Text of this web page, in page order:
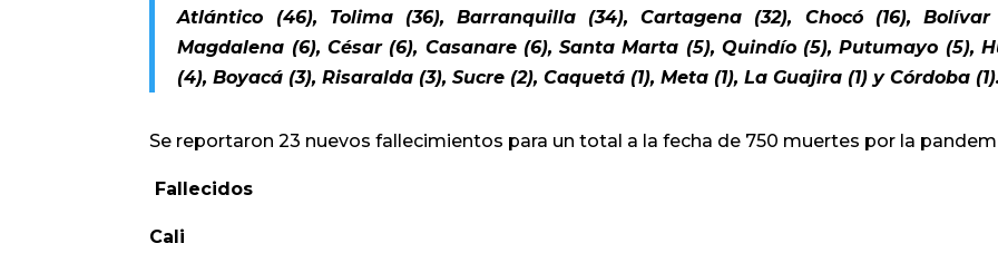
Atlántico (46), Tolima (36), Barranquilla (34), Cartagena (32), Chocó (16), Bolívar
Magdalena (6), César (6), Casanare (6), Santa Marta (5), Quindío (5), Putumayo (5),
(4), Boyacá (3), Risaralda (3), Sucre (2), Caquetá (1), Meta (1), La Guajira (1) y Córdoba
Se reportaron 23 nuevos fallecimientos para un total a la fecha de 750 muertes por la
Fallecidos
Cali